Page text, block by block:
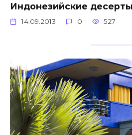
Индонезийские десерты
14.09.2013 0 527